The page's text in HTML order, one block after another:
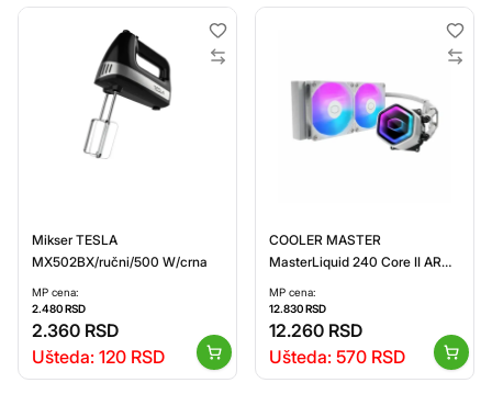
Mikser TESLA
MX502BX/ručni/500 W/crna
MP cena:
2.480RSD
2.360 RSD
Ušteda: 120 RSD
COOLER MASTER
MasterLiquid 240 Core II ARGB
MP cena:
12.830RSD
12.260 RSD
Ušteda: 570 RSD